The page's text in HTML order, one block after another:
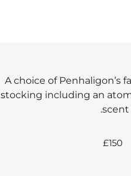
A choice of Penhaligon’s
stocking including an
scent.
£150